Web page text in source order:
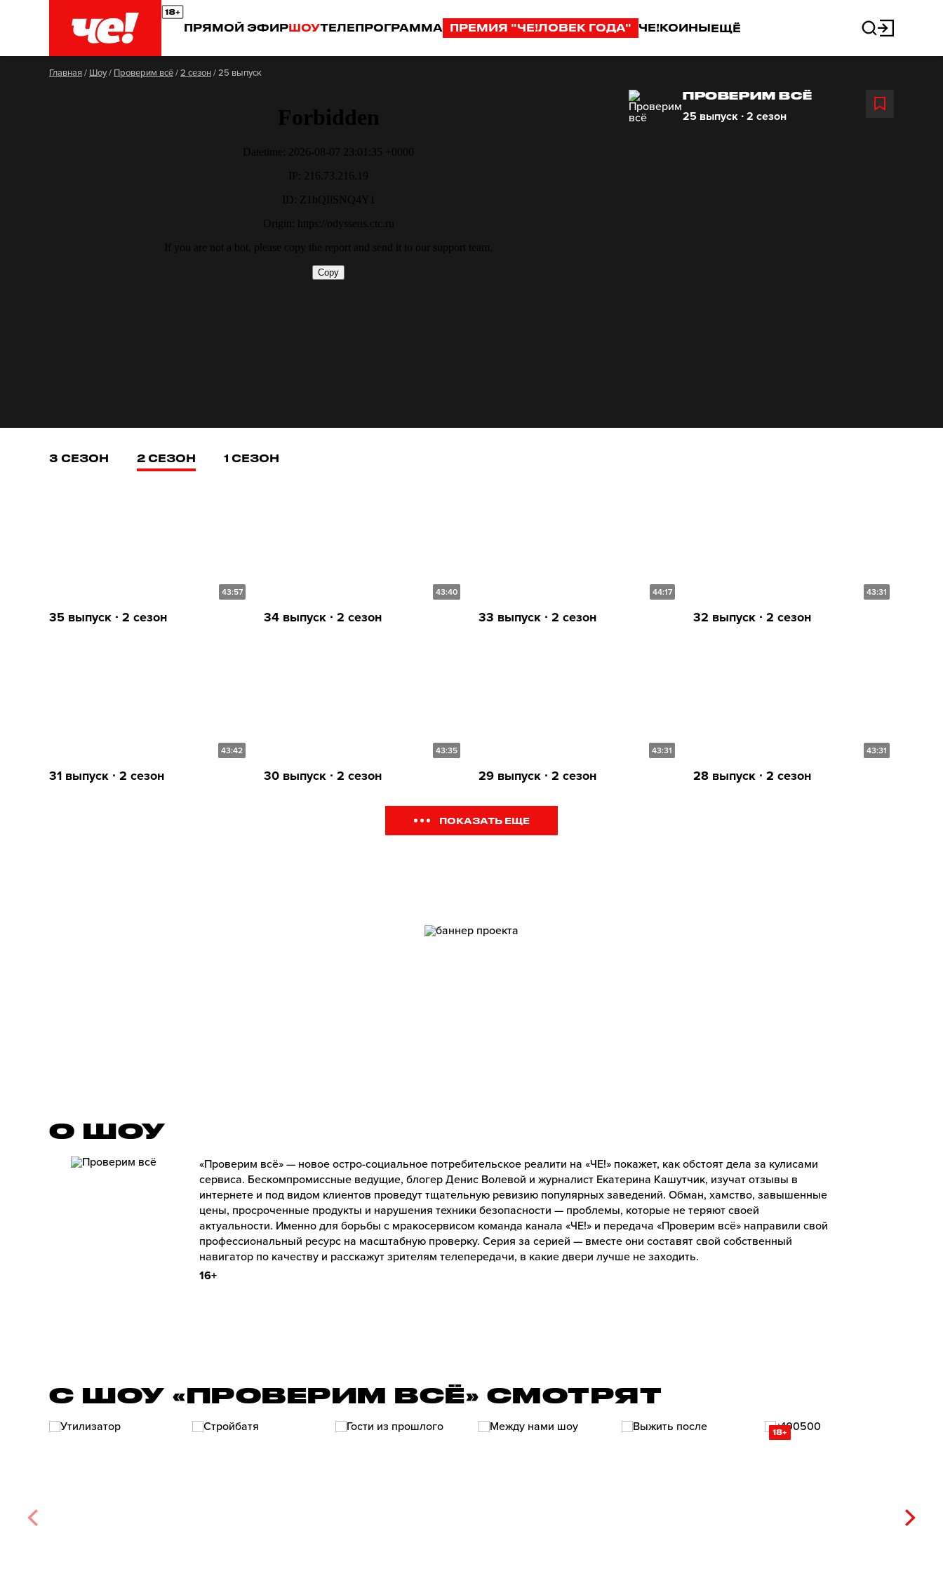
ПРЯМОЙ ЭФИРШОУТЕЛЕПРОГРАММА ПРЕМИЯ "ЧЕ!ЛОВЕК ГОДА" ЧЕ!КОИНЫЕЩЁ
Главная/ Шоу/ Проверим всё/2 сезон/25 выпуск
ПРОВЕРИМ ВСЁ
25 выпуск ∙ 2 сезон
3 СЕЗОН 2 СЕЗОН 1 СЕЗОН
43:57
35 выпуск ∙ 2 сезон
43:40
34 выпуск ∙ 2 сезон
44:17
33 выпуск ∙ 2 сезон
43:31
32 выпуск ∙ 2 сезон
43:42
31 выпуск ∙ 2 сезон
43:35
30 выпуск ∙ 2 сезон
43:31
29 выпуск ∙ 2 сезон
43:31
28 выпуск ∙ 2 сезон
ПОКАЗАТЬ ЕЩЕ
О ШОУ
«Проверим всё» — новое остро-социальное потребительское реалити на «ЧЕ!» покажет, как обстоят дела за кулисами
сервиса. Бескомпромиссные ведущие, блогер Денис Волевой и журналист Екатерина Кашутчик, изучат отзывы в
интернете и под видом клиентов проведут тщательную ревизию популярных заведений. Обман, хамство, завышенные
цены, просроченные продукты и нарушения техники безопасности — проблемы, которые не теряют своей
актуальности. Именно для борьбы с мракосервисом команда канала «ЧЕ!» и передача «Проверим всё» направили свой
профессиональный ресурс на масштабную проверку. Серия за серией — вместе они составят свой собственный
навигатор по качеству и расскажут зрителям телепередачи, в какие двери лучше не заходить.
16+
С ШОУ «ПРОВЕРИМ ВСЁ» СМОТРЯТ
18+